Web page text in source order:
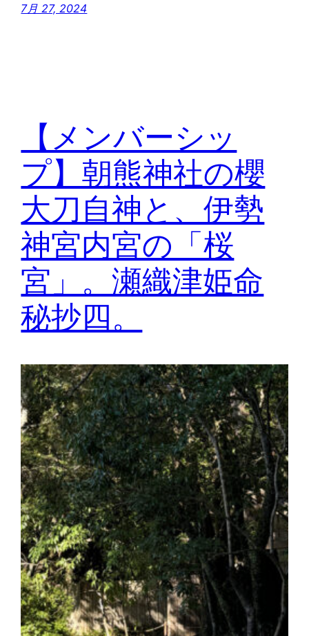
7月 27, 2024
【メンバーシッ
プ】朝熊神社の櫻
大刀自神と、伊勢
神宮内宮の「桜
宮」。瀬織津姫命
秘抄四。